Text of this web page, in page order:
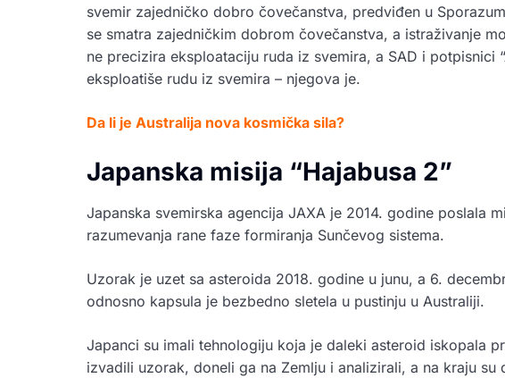
svemir zajedničko dobro čovečanstva, predviđen u
se smatra zajedničkim dobrom čovečanstva, a istraživanje
ne precizira eksploataciju ruda iz svemira, a SAD i potpisnici
eksploatiše rudu iz svemira – njegova je.
Da li je Australija nova kosmička sila?
Japanska misija “Hajabusa 2”
Japanska svemirska agencija JAXA je 2014. godine poslala
razumevanja rane faze formiranja Sunčevog sistema.
Uzorak je uzet sa asteroida 2018. godine u junu, a 6.
odnosno kapsula je bezbedno sletela u pustinju u Australiji.
Japanci su imali tehnologiju koja je daleki asteroid iskopala
izvadili uzorak, doneli ga na Zemlju i analizirali, a na kraju